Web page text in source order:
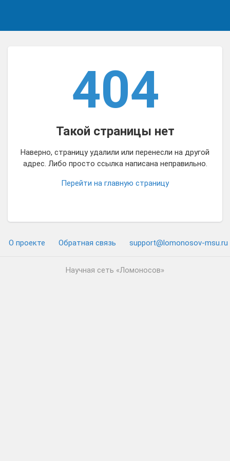
404
Такой страницы нет
Наверно, страницу удалили или перенесли на другой
адрес. Либо просто ссылка написана неправильно.
Перейти на главную страницу
О проекте Обратная связь support@lomonosov-msu.ru
Научная сеть «Ломоносов»